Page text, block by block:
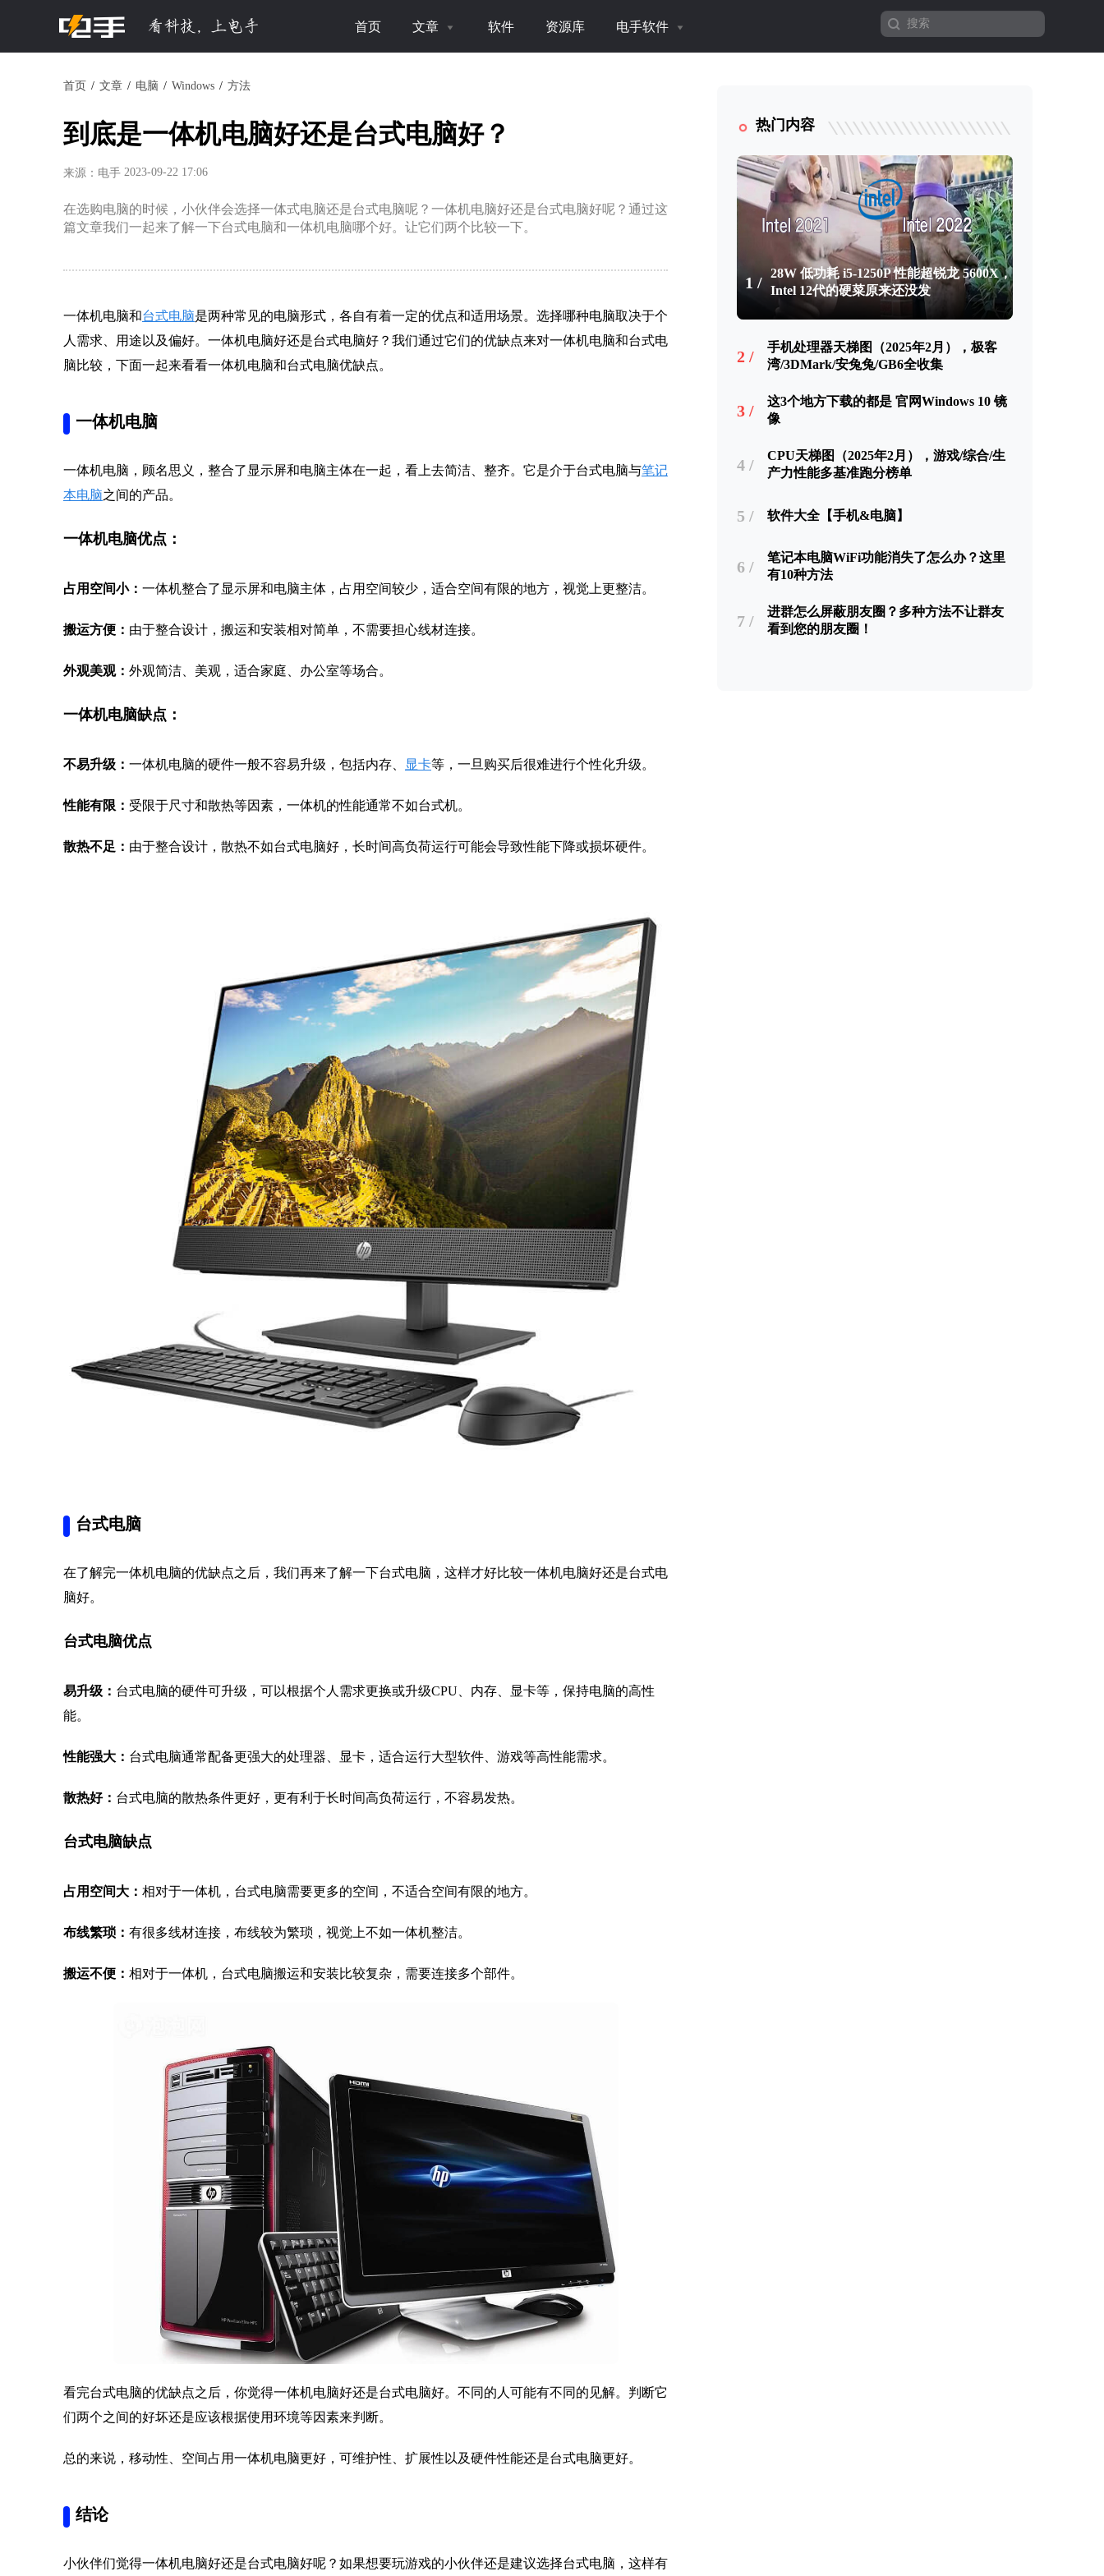
首页 文章 软件 资源库 电手软件
首页 文章 电脑 Windows 方法
到底是一体机电脑好还是台式电脑好？
来源：电手 2023-09-22 17:06
在选购电脑的时候，小伙伴会选择一体式电脑还是台式电脑呢？一体机电脑好还是台式电脑好呢？通过这
篇文章我们一起来了解一下台式电脑和一体机电脑哪个好。让它们两个比较一下。
一体机电脑和台式电脑是两种常见的电脑形式，各自有着一定的优点和适用场景。选择哪种电脑取决于个
人需求、用途以及偏好。一体机电脑好还是台式电脑好？我们通过它们的优缺点来对一体机电脑和台式电
脑比较，下面一起来看看一体机电脑和台式电脑优缺点。
一体机电脑
一体机电脑，顾名思义，整合了显示屏和电脑主体在一起，看上去简洁、整齐。它是介于台式电脑与笔记
本电脑之间的产品。
一体机电脑优点：
占用空间小： 一体机整合了显示屏和电脑主体，占用空间较少，适合空间有限的地方，视觉上更整洁。
搬运方便： 由于整合设计，搬运和安装相对简单，不需要担心线材连接。
外观美观： 外观简洁、美观，适合家庭、办公室等场合。
一体机电脑缺点：
不易升级： 一体机电脑的硬件一般不容易升级，包括内存、 显卡等，一旦购买后很难进行个性化升级。
性能有限： 受限于尺寸和散热等因素，一体机的性能通常不如台式机。
散热不足： 由于整合设计，散热不如台式电脑好，长时间高负荷运行可能会导致性能下降或损坏硬件。
台式电脑
在了解完一体机电脑的优缺点之后，我们再来了解一下台式电脑，这样才好比较一体机电脑好还是台式电
脑好。
台式电脑优点
易升级： 台式电脑的硬件可升级，可以根据个人需求更换或升级CPU、内存、显卡等，保持电脑的高性
能。
性能强大： 台式电脑通常配备更强大的处理器、显卡，适合运行大型软件、游戏等高性能需求。
散热好： 台式电脑的散热条件更好，更有利于长时间高负荷运行，不容易发热。
台式电脑缺点
占用空间大： 相对于一体机，台式电脑需要更多的空间，不适合空间有限的地方。
布线繁琐： 有很多线材连接，布线较为繁琐，视觉上不如一体机整洁。
搬运不便： 相对于一体机，台式电脑搬运和安装比较复杂，需要连接多个部件。
看完台式电脑的优缺点之后，你觉得一体机电脑好还是台式电脑好。不同的人可能有不同的见解。判断它
们两个之间的好坏还是应该根据使用环境等因素来判断。
总的来说，移动性、空间占用一体机电脑更好，可维护性、扩展性以及硬件性能还是台式电脑更好。
结论
小伙伴们觉得一体机电脑好还是台式电脑好呢？如果想要玩游戏的小伙伴还是建议选择台式电脑，这样有
热门内容
1 /
28W 低功耗 i5-1250P 性能超锐龙 5600X，
Intel 12代的硬菜原来还没发
2 /
手机处理器天梯图（2025年2月），极客
湾/3DMark/安兔兔/GB6全收集
3 /
这3个地方下载的都是 官网Windows 10 镜
像
4 /
CPU天梯图（2025年2月），游戏/综合/生
产力性能多基准跑分榜单
5 / 软件大全【手机&电脑】
6 /
笔记本电脑WiFi功能消失了怎么办？这里
有10种方法
7 /
进群怎么屏蔽朋友圈？多种方法不让群友
看到您的朋友圈！